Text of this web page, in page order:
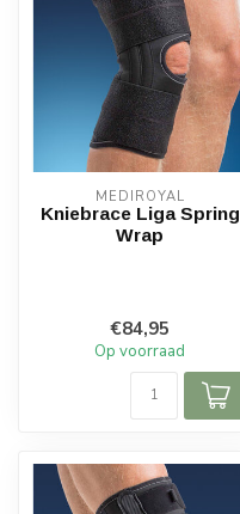
MEDIROYAL
Kniebrace Liga Spring
Wrap
€84,95
Op voorraad